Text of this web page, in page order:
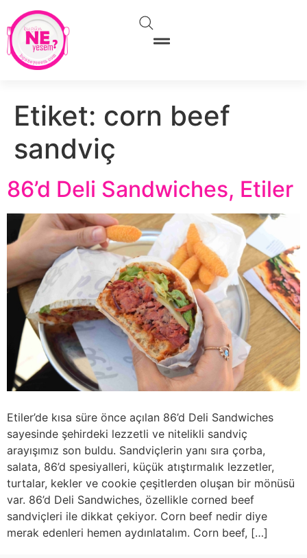
Etiket: corn beef
sandviç
86’d Deli Sandwiches, Etiler
Etiler’de kısa süre önce açılan 86’d Deli Sandwiches
sayesinde şehirdeki lezzetli ve nitelikli sandviç
arayışımız son buldu. Sandviçlerin yanı sıra çorba,
salata, 86’d spesiyalleri, küçük atıştırmalık lezzetler,
turtalar, kekler ve cookie çeşitlerden oluşan bir mönüsü
var. 86’d Deli Sandwiches, özellikle corned beef
sandviçleri ile dikkat çekiyor. Corn beef nedir diye
merak edenleri hemen aydınlatalım. Corn beef, […]